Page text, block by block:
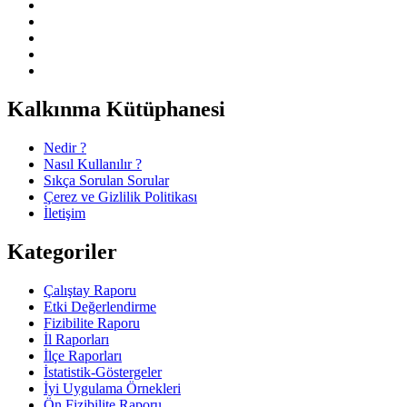
Kalkınma Kütüphanesi
Nedir ?
Nasıl Kullanılır ?
Sıkça Sorulan Sorular
Çerez ve Gizlilik Politikası
İletişim
Kategoriler
Çalıştay Raporu
Etki Değerlendirme
Fizibilite Raporu
İl Raporları
İlçe Raporları
İstatistik-Göstergeler
İyi Uygulama Örnekleri